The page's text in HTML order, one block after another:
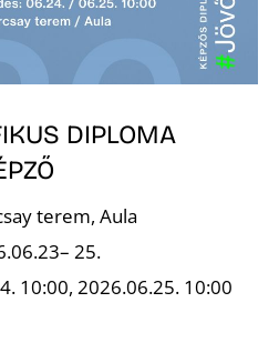
DIPLOMA
terem, Aula
25.
10:00, 2026.06.25. 10:00